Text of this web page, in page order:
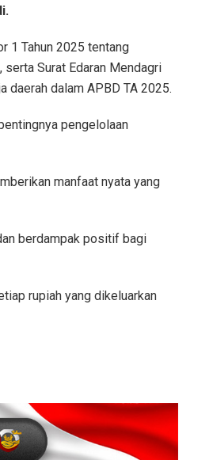
1 Tahun 2025 tentang
Surat Edaran Mendagri
dalam APBD TA 2025.
pengelolaan
manfaat nyata yang
berdampak positif bagi
rupiah yang dikeluarkan